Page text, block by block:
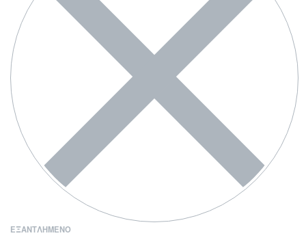
ΕΞΑΝΤΛΗΜΈΝΟ